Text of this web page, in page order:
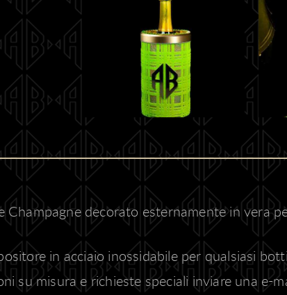
Champagne decorato esternamente in vera
in acciaio inossidabile per qualsiasi
su misura e richieste speciali inviare una e-